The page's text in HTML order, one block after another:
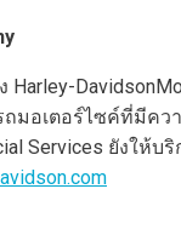
อเตอร์ไซค์ที่มีคว
Services ยัง